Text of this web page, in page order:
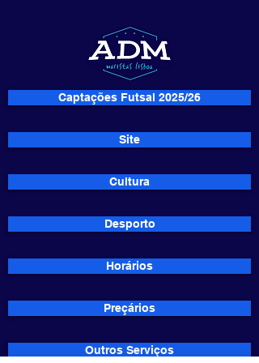
Captações Futsal 2025/26
Site
Cultura
Desporto
Horários
Preçários
Outros Serviços